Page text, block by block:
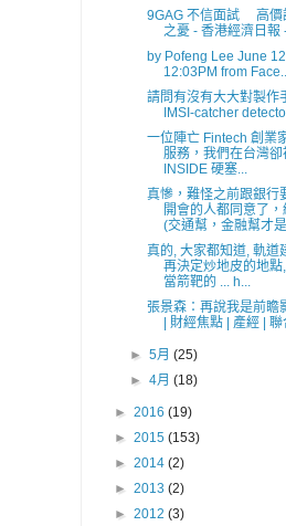
9GAG 不信面試 高價
之憂 - 香港經濟日報
by Pofeng Lee June
12:03PM from
請問有沒有大大對製作
IMSI-catcher
一位陣亡 Fintech 創業
服務，我們在台灣
INSIDE 硬塞...
真慘，難怪之前跟銀行
開會的人都同意了，
(交通幫，金融幫才
真的, 大家都知道, 軌道
再決定炒地皮的地
當箭靶的 ... h...
張景森：再說我是前瞻
| 財經焦點 | 產經 |
►5月(25)
►4月(18)
► 2016 (19)
► 2015 (153)
► 2014 (2)
► 2013 (2)
► 2012 (3)